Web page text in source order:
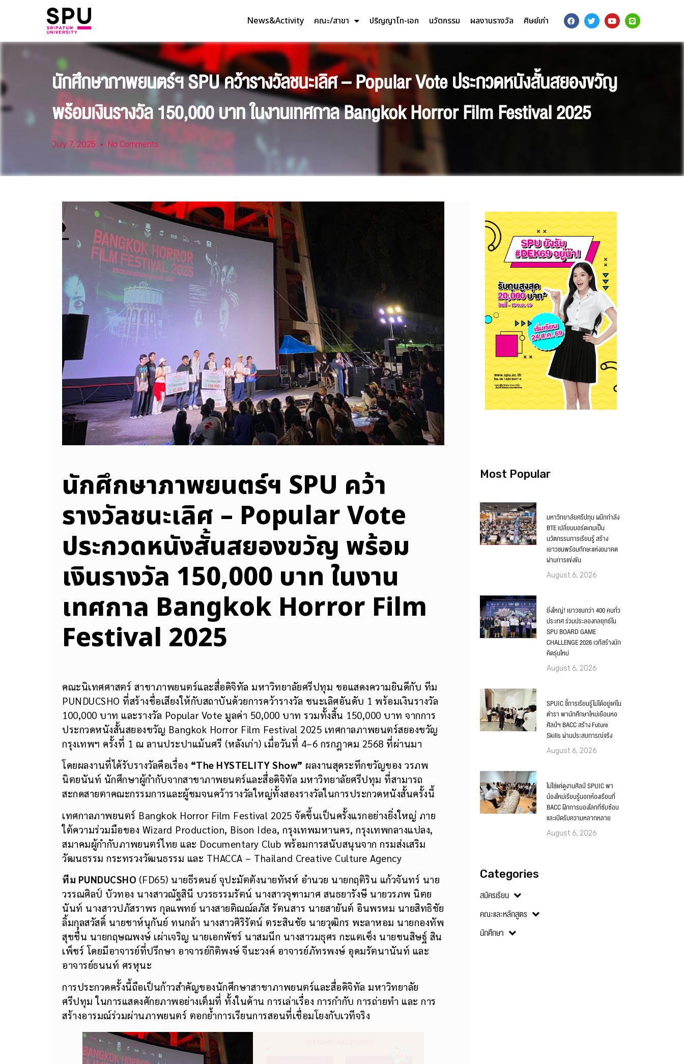
News&Activity คณะ/สาขา ปริญญาโท-เอก นวัตกรรม ผลงานรางวัล ศิษย์เก่า
นักศึกษาภาพยนตร์ฯ SPU คว้ารางวัลชนะเลิศ – Popular Vote ประกวดหนังสั้นสยองขวัญ
พร้อมเงินรางวัล 150,000 บาท ในงานเทศกาล Bangkok Horror Film Festival 2025
July 7, 2025 No Comments
นักศึกษาภาพยนตร์ฯ SPU คว้า
รางวัลชนะเลิศ – Popular Vote
ประกวดหนังสั้นสยองขวัญ พร้อม
เงินรางวัล 150,000 บาท ในงาน
เทศกาล Bangkok Horror Film
Festival 2025
คณะนิเทศศาสตร์ สาขาภาพยนตร์และสื่อดิจิทัล มหาวิทยาลัยศรีปทุม ขอแสดงความยินดีกับ ทีม
PUNDUCSHO ที่สร้างชื่อเสียงให้กับสถาบันด้วยการคว้ารางวัล ชนะเลิศอันดับ 1 พร้อมเงินรางวัล
100,000 บาท และรางวัล Popular Vote มูลค่า 50,000 บาท รวมทั้งสิ้น 150,000 บาท จากการ
ประกวดหนังสั้นสยองขวัญ Bangkok Horror Film Festival 2025 เทศกาลภาพยนตร์สยองขวัญ
กรุงเทพฯ ครั้งที่ 1 ณ ลานประปาแม้นศรี (หลังเก่า) เมื่อวันที่ 4–6 กรกฎาคม 2568 ที่ผ่านมา
โดยผลงานที่ได้รับรางวัลคือเรื่อง “The HYSTELITY Show” ผลงานสุดระทึกขวัญของ วรภพ
นิตยนันท์ นักศึกษาผู้กำกับจากสาขาภาพยนตร์และสื่อดิจิทัล มหาวิทยาลัยศรีปทุม ที่สามารถ
สะกดสายตาคณะกรรมการและผู้ชมจนคว้ารางวัลใหญ่ทั้งสองรางวัลในการประกวดหนังสั้นครั้งนี้
เทศกาลภาพยนตร์ Bangkok Horror Film Festival 2025 จัดขึ้นเป็นครั้งแรกอย่างยิ่งใหญ่ ภาย
ใต้ความร่วมมือของ Wizard Production, Bison Idea, กรุงเทพมหานคร, กรุงเทพกลางแปลง,
สมาคมผู้กำกับภาพยนตร์ไทย และ Documentary Club พร้อมการสนับสนุนจาก กรมส่งเสริม
วัฒนธรรม กระทรวงวัฒนธรรม และ THACCA – Thailand Creative Culture Agency
ทีม PUNDUCSHO (FD65) นายธีรดนย์ จุปะมัตตังนายทัฬห์ อำนวย นายกฤติริน แก้วจันทร์ นาย
วรรณศิลป์ บัวทอง นางสาวณัฐสินี บวรธรรมรัตน์ นางสาวจุฑามาศ สนธยารังษี นายวรภพ นิตย
นันท์ นางสาวปภัสราพร กุลแพทย์ นางสายติณณ์ลภัส รัตนสาร นายสายันต์ อินพรหม นายสิทธิชัย
ลิ้มกุลสวัสดิ์ นายชาห์นุกันย์ ทนกล้า นางสาวศิริรัตน์ ตระสินชัย นายวุฒิกร พะลาหอม นายกองทัพ
สุขชื่น นายกฤษณพงษ์ เผ่าเจริญ นายเอกพัชร์ นาสมนึก นางสาวมธุศร กะแตเซ็ง นายชนสิษฐ์ สิน
เพ็ชร์ โดยมีอาจารย์ที่ปรึกษา อาจารย์กิติพงษ์ จีนะวงค์ อาจารย์ภัทรพงษ์ อุดมรัตนานันท์ และ
อาจารย์ธนนท์ ศรหุนะ
การประกวดครั้งนี้ถือเป็นก้าวสำคัญของนักศึกษาสาขาภาพยนตร์และสื่อดิจิทัล มหาวิทยาลัย
ศรีปทุม ในการแสดงศักยภาพอย่างเต็มที่ ทั้งในด้าน การเล่าเรื่อง การกำกับ การถ่ายทำ และ การ
สร้างอารมณ์ร่วมผ่านภาพยนตร์ ตอกย้ำการเรียนการสอนที่เชื่อมโยงกับเวทีจริง
Most Popular
มหาวิทยาลัยศรีปทุม ผนึกกำลัง
BTE เปลี่ยนบอร์ดเกมเป็น
นวัตกรรมการเรียนรู้ สร้าง
เยาวชนพร้อมทักษะแห่งอนาคต
ผ่านการแข่งขัน
August 6, 2026
ยิ่งใหญ่! เยาวชนกว่า 400 คนทั่ว
ประเทศ ร่วมประลองกลยุทธ์ใน
SPU BOARD GAME
CHALLENGE 2026 เวทีสร้างนัก
คิดรุ่นใหม่
August 6, 2026
SPUIC ชี้การเรียนรู้ไม่ได้อยู่แค่ใน
ตำรา พานักศึกษาใหม่เยือนหอ
ศิลป์ฯ BACC สร้าง Future
Skills ผ่านประสบการณ์จริง
August 6, 2026
ไม่ใช่แค่ดูงานศิลป์ SPUIC พา
น้องใหม่เรียนรู้นอกห้องเรียนที่
BACC ฝึกการมองโลกที่ซับซ้อน
และเปิดรับความหลากหลาย
August 6, 2026
Categories
สมัครเรียน
คณะและหลักสูตร
นักศึกษา